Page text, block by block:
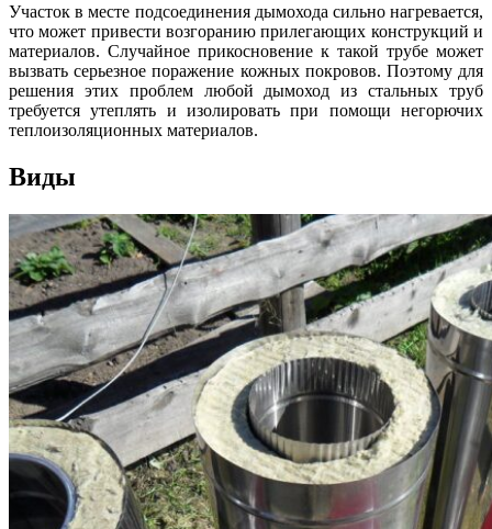
Участок в месте подсоединения дымохода сильно нагревается,
что может привести возгоранию прилегающих конструкций и
материалов. Случайное прикосновение к такой трубе может
вызвать серьезное поражение кожных покровов. Поэтому для
решения этих проблем любой дымоход из стальных труб
требуется утеплять и изолировать при помощи негорючих
теплоизоляционных материалов.
Виды